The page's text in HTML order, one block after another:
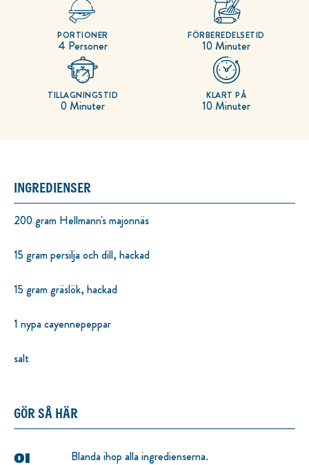
4 Personer
PORTIONER
10 Minuter
FÖRBEREDELSETID
0 Minuter
TILLAGNINGSTID
10 Minuter
KLART PÅ
INGREDIENSER
200 gram Hellmann's majonnäs
15 gram persilja och dill, hackad
15 gram gräslök, hackad
1 nypa cayennepeppar
salt
GÖR SÅ HÄR
Blanda ihop alla ingredienserna.